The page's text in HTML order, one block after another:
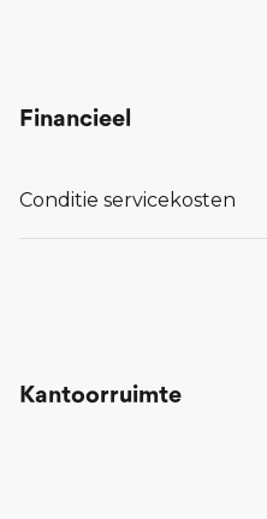
Financieel
Conditie servicekosten
Kantoorruimte